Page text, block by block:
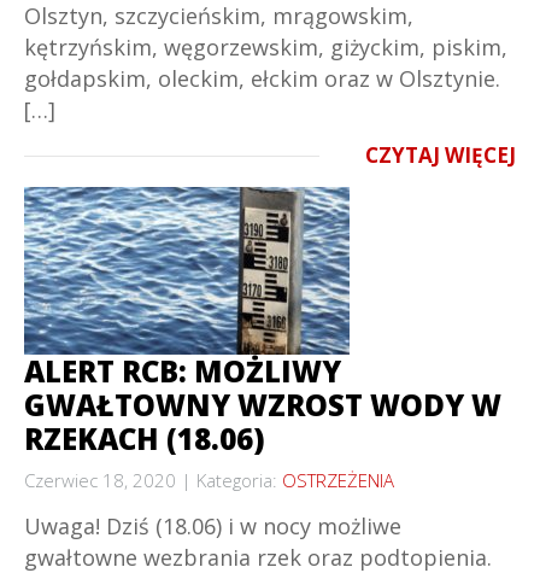
Olsztyn, szczycieńskim, mrągowskim,
kętrzyńskim, węgorzewskim, giżyckim, piskim,
gołdapskim, oleckim, ełckim oraz w Olsztynie.
[…]
CZYTAJ WIĘCEJ
ALERT RCB: MOŻLIWY
GWAŁTOWNY WZROST WODY W
RZEKACH (18.06)
Czerwiec 18, 2020 Kategoria: OSTRZEŻENIA
Uwaga! Dziś (18.06) i w nocy możliwe
gwałtowne wezbrania rzek oraz podtopienia.